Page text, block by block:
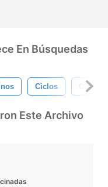
En Búsquedas
Ciclos
Este Archivo